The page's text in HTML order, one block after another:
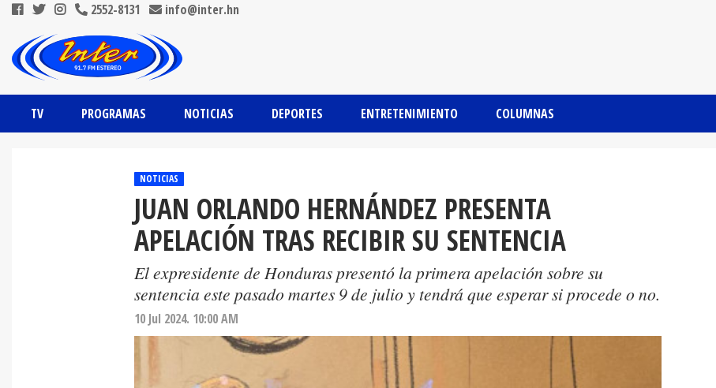
2552-8131 info@inter.hn
TV PROGRAMAS NOTICIAS DEPORTES ENTRETENIMIENTO COLUMNAS
NOTICIAS
JUAN ORLANDO HERNÁNDEZ PRESENTA
APELACIÓN TRAS RECIBIR SU SENTENCIA
El expresidente de Honduras presentó la primera apelación sobre su
sentencia este pasado martes 9 de julio y tendrá que esperar si procede o no.
10 Jul 2024. 10:00 AM